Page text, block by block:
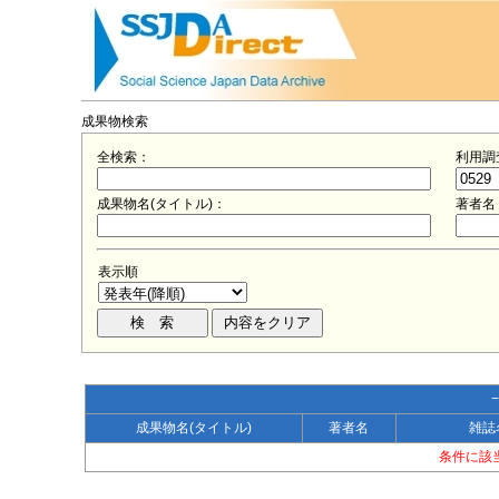
成果物検索
全検索： 利用調
成果物名(タイトル)： 著者名
表示順
成果物名(タイトル)
著者名
雑誌
条件に該